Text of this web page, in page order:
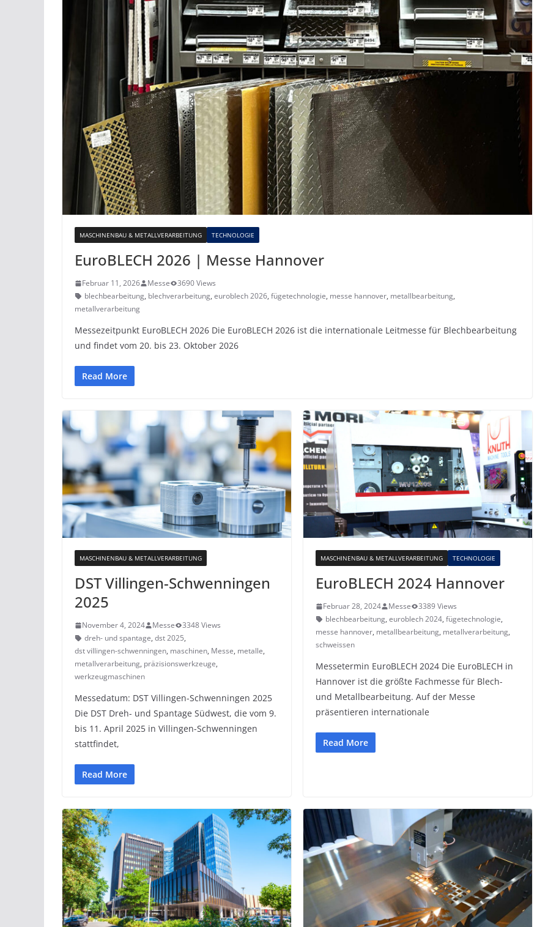
MASCHINENBAU & METALLVERARBEITUNG TECHNOLOGIE
EuroBLECH 2026 | Messe Hannover
Februar 11, 2026 Messe
3690 Views
blechbearbeitung, blechverarbeitung, euroblech 2026, fügetechnologie, messe hannover, metallbearbeitung,
metallverarbeitung
Messezeitpunkt EuroBLECH 2026 Die EuroBLECH 2026 ist die internationale Leitmesse für Blechbearbeitung
und findet vom 20. bis 23. Oktober 2026
Read More
MASCHINENBAU & METALLVERARBEITUNG
DST Villingen-Schwenningen
2025
November 4, 2024 Messe
3348 Views
dreh- und spantage, dst 2025,
dst villingen-schwenningen, maschinen, Messe, metalle,
metallverarbeitung, präzisionswerkzeuge,
werkzeugmaschinen
Messedatum: DST Villingen-Schwenningen 2025
Die DST Dreh- und Spantage Südwest, die vom 9.
bis 11. April 2025 in Villingen-Schwenningen
stattfindet,
Read More
MASCHINENBAU & METALLVERARBEITUNG TECHNOLOGIE
EuroBLECH 2024 Hannover
Februar 28, 2024 Messe
3389 Views
blechbearbeitung, euroblech 2024, fügetechnologie,
messe hannover, metallbearbeitung, metallverarbeitung,
schweissen
Messetermin EuroBLECH 2024 Die EuroBLECH in
Hannover ist die größte Fachmesse für Blech-
und Metallbearbeitung. Auf der Messe
präsentieren internationale
Read More